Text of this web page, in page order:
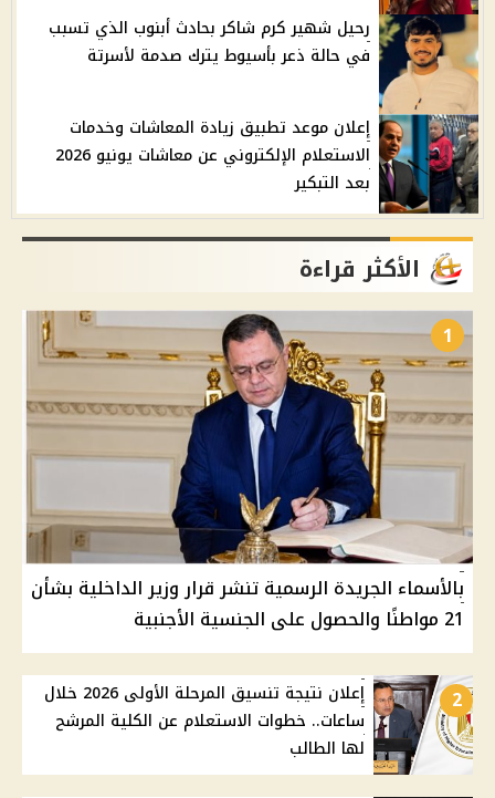
رحيل شهير كرم شاكر بحادث أبنوب الذي تسبب
في حالة ذعر بأسيوط يترك صدمة لأسرتة
إعلان موعد تطبيق زيادة المعاشات وخدمات
الاستعلام الإلكتروني عن معاشات يونيو 2026
بعد التبكير
الأكثر قراءة
1
بالأسماء الجريدة الرسمية تنشر قرار وزير الداخلية بشأن
21 مواطنًا والحصول على الجنسية الأجنبية
2
إعلان نتيجة تنسيق المرحلة الأولى 2026 خلال
ساعات.. خطوات الاستعلام عن الكلية المرشح
لها الطالب